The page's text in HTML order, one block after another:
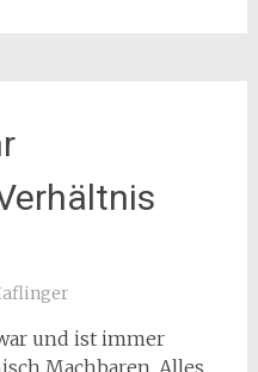
und ist immer
Machbaren. Alles